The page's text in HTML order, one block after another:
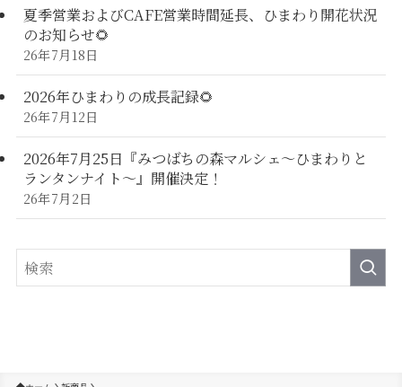
夏季営業およびCAFE営業時間延長、ひまわり開花状況
のお知らせ🌻
26年7月18日
2026年ひまわりの成長記録🌻
26年7月12日
2026年7月25日『みつばちの森マルシェ～ひまわりと
ランタンナイト～』開催決定！
26年7月2日